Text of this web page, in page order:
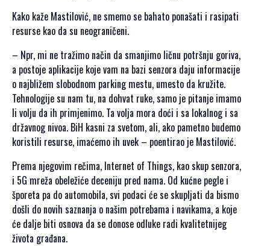
POKROVITELJI I
SPONZORI SET
2020
PORTFOLIO SET
DRUŠTVENI
DOGAĐAJI
HERCEGOVAČKA
VEČERA
AFTER PARTI
IZLETI
NOVOSTI
KONTAKT
Kako kaže Mastilović, ne smemo se bahato ponašati i rasipati
resurse kao da su neograničeni.
– Npr, mi ne tražimo način da smanjimo ličnu potršnju goriva,
a postoje aplikacije koje vam na bazi senzora daju informacije
o najbližem slobodnom parking mestu, umesto da kružite.
Tehnologije su nam tu, na dohvat ruke, samo je pitanje imamo
li volju da ih primjenimo. Ta volja mora doći i sa lokalnog i sa
državnog nivoa. BiH kasni za svetom, ali, ako pametno budemo
koristili resurse, imaćemo ih uvek – poentirao je Mastilović.
Prema njegovim rečima, Internet of Things, kao skup senzora,
i 5G mreža obeležiće deceniju pred nama. Od kućne pegle i
šporeta pa do automobila, svi podaci će se skupljati da bismo
došli do novih saznanja o našim potrebama i navikama, a koje
će dalje biti osnova da se donose odluke radi kvalitetnijeg
života građana.